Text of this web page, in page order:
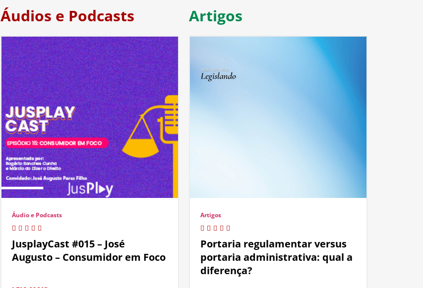
Áudios e Podcasts
Áudio e Podcasts
JusplayCast #015 – José
Augusto – Consumidor em Foco
Artigos
Artigos
Portaria regulamentar versus
portaria administrativa: qual a
diferença?